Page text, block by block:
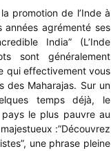
promotion de l’Inde à
années agrémenté ses
India” (L’Inde
sont généralement
qui effectivement vous
des Maharajas. Sur un
temps déjà, le
le plus pauvre au
:”Découvrez
une phrase pleine